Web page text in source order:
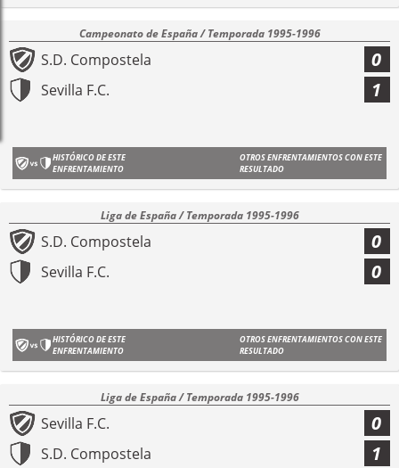
Campeonato de España / Temporada 1995-1996
S.D. Compostela 0
Sevilla F.C. 1
HISTÓRICO DE ESTE
ENFRENTAMIENTO
OTROS ENFRENTAMIENTOS CON ESTE
RESULTADO
Liga de España / Temporada 1995-1996
S.D. Compostela 0
Sevilla F.C. 0
HISTÓRICO DE ESTE
ENFRENTAMIENTO
OTROS ENFRENTAMIENTOS CON ESTE
RESULTADO
Liga de España / Temporada 1995-1996
Sevilla F.C. 0
S.D. Compostela 1